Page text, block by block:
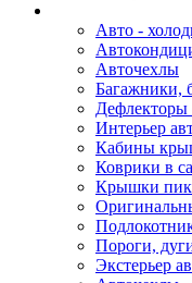
Авто -
Авточехлы
Багажники,
Дефлекторы
Интерьер
Кабины
Коврики в
Крышки
Пороги,
Экстерьер